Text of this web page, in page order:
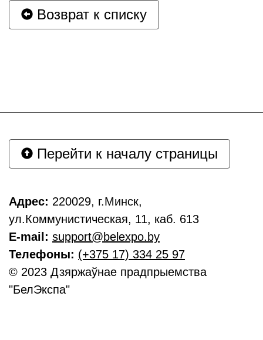
Возврат к списку
Перейти к началу страницы
Адрес: 220029, г.Минск,
ул.Коммунистическая, 11, каб. 613
E-mail: support@belexpo.by
Телефоны: (+375 17) 334 25 97
© 2023 Дзяржаўнае прадпрыемства
"БелЭкспа"